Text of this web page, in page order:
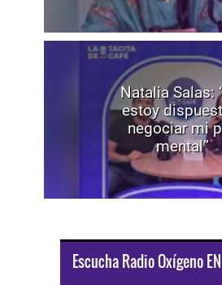
Natalia Salas:
estoy
negociar mi
mental”
Escucha Radio Oxígeno